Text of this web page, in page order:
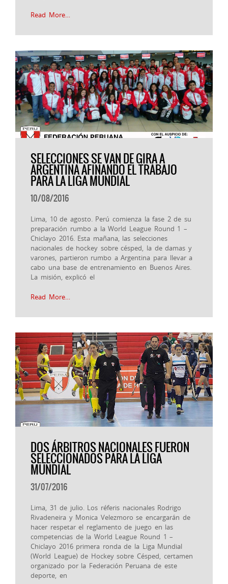
Read More…
SELECCIONES SE VAN DE GIRA A
ARGENTINA AFINANDO EL TRABAJO
PARA LA LIGA MUNDIAL
10/08/2016
Lima, 10 de agosto. Perú comienza la fase 2 de su
preparación rumbo a la World League Round 1 –
Chiclayo 2016. Esta mañana, las selecciones
nacionales de hockey sobre césped, la de damas y
varones, partieron rumbo a Argentina para llevar a
cabo una base de entrenamiento en Buenos Aires.
La misión, explicó el
Read More…
DOS ÁRBITROS NACIONALES FUERON
SELECCIONADOS PARA LA LIGA
MUNDIAL
31/07/2016
Lima, 31 de julio. Los réferis nacionales Rodrigo
Rivadeneira y Monica Velezmoro se encargarán de
hacer respetar el reglamento de juego en las
competencias de la World League Round 1 –
Chiclayo 2016 primera ronda de la Liga Mundial
(World League) de Hockey sobre Césped, certamen
organizado por la Federación Peruana de este
deporte, en